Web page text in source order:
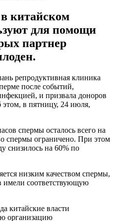
китайском
для помощи
партнер
репродуктивная клиника
после событий,
и призвала доноров
этом, в пятницу, 24 июля,
спермы осталось всего на
спермы ограничено. При этом
снизилось на 60% по
низким качеством спермы,
имели соответствующую
китайские власти
организацию